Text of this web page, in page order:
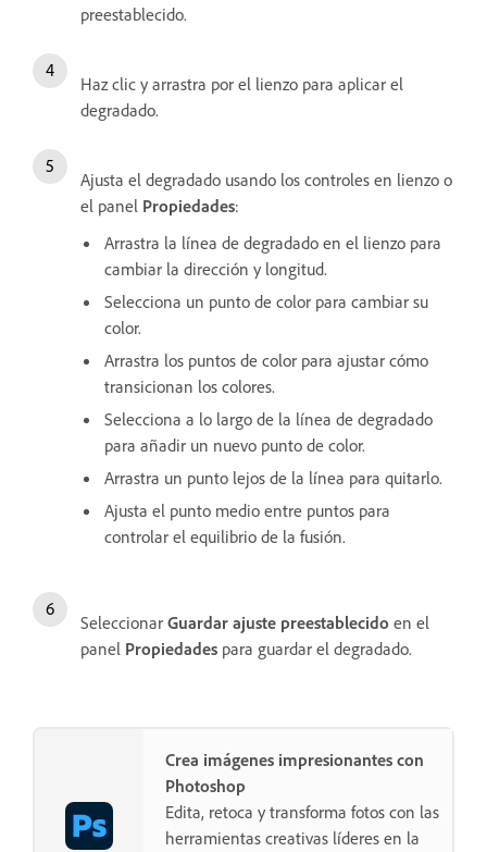
preestablecido.
Haz clic y arrastra por el lienzo para aplicar el
degradado.
Ajusta el degradado usando los controles en lienzo o
el panel Propiedades:
Arrastra la línea de degradado en el lienzo para
cambiar la dirección y longitud.
Selecciona un punto de color para cambiar su
color.
Arrastra los puntos de color para ajustar cómo
transicionan los colores.
Selecciona a lo largo de la línea de degradado
para añadir un nuevo punto de color.
Arrastra un punto lejos de la línea para quitarlo.
Ajusta el punto medio entre puntos para
controlar el equilibrio de la fusión.
Seleccionar Guardar ajuste preestablecido en el
panel Propiedades para guardar el degradado.
Crea imágenes impresionantes con
Photoshop
Edita, retoca y transforma fotos con las
herramientas creativas líderes en la